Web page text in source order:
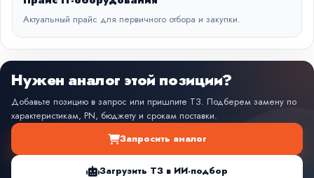
Актуальный прайс для первичного отбора и закупки.
Нужен аналог этой позиции?
Добавьте позицию в запрос или пришлите ТЗ. Подберем замену по
характеристикам, PN, бюджету и срокам поставки.
Запросить аналог
Загрузить ТЗ в ИИ-подбор